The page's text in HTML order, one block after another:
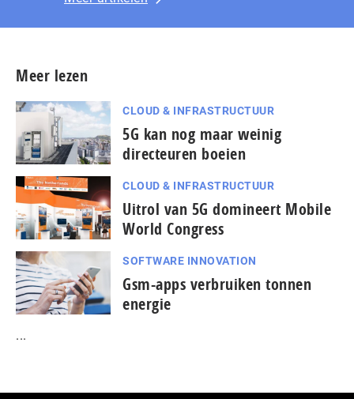
Meer lezen
CLOUD & INFRASTRUCTUUR
5G kan nog maar weinig
directeuren boeien
CLOUD & INFRASTRUCTUUR
Uitrol van 5G domineert Mobile
World Congress
SOFTWARE INNOVATION
Gsm-apps verbruiken tonnen
energie
...